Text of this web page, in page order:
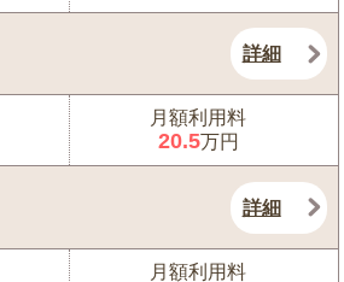
詳細
月額利用料
20.5万円
詳細
月額利用料